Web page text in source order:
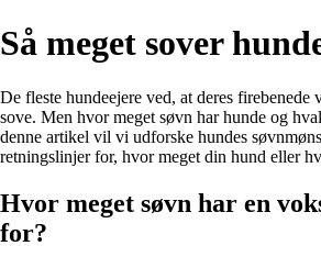
Så meget sover
De fleste hundeejere ved, at deres firebenede
sove. Men hvor meget søvn har hunde og
denne artikel vil vi udforske hundes
retningslinjer for, hvor meget din hund eller
Hvor meget søvn har en
for?